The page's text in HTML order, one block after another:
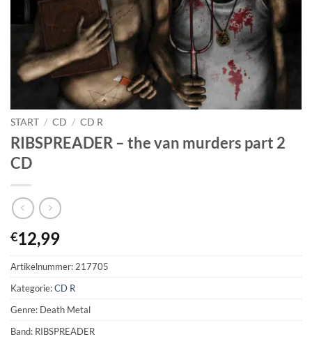
START / CD / CD R
RIBSPREADER – the van murders part 2
CD
€12,99
Artikelnummer:217705
Kategorie:CD R
Genre: Death Metal
Band: RIBSPREADER